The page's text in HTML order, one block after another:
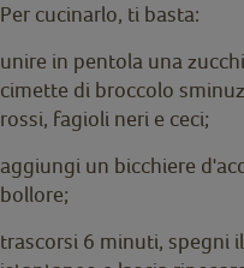
Per cucinarlo, ti basta:
unire in pentola una
cimette di broccolo
rossi, fagioli neri e ceci;
aggiungi un bicchiere
bollore;
trascorsi 6 minuti, spegni